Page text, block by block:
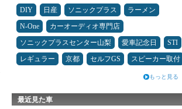
DIY 日産 ソニックプラス
ラーメン
N-One
カーオーディオ専門店
ソニックプラスセンター山梨
愛車記念日
STI
レギュラー
京都 セルフGS スピーカー取付
もっと見る
最近見た車